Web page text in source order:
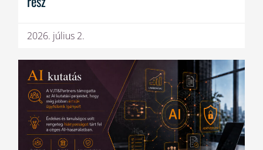
2026. július 2.